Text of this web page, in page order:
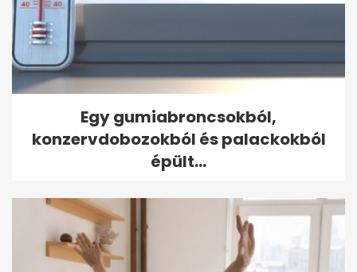
Egy gumiabroncsokból,
konzervdobozokból és palackokból
épült...